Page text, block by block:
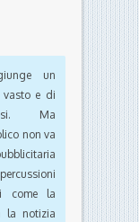
un
vasto e di
Ma
non va
come la
la notizia